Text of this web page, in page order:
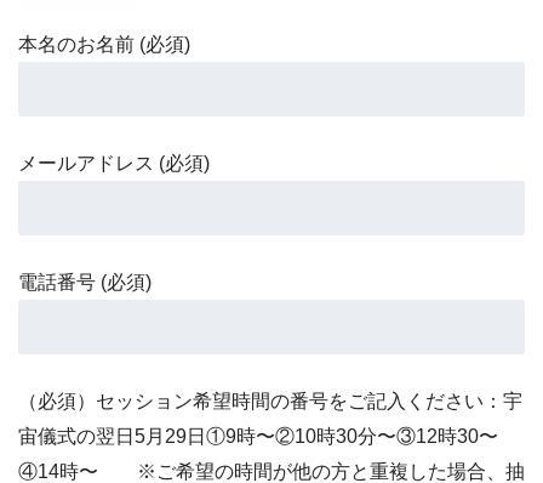
本名のお名前 (必須)
メールアドレス (必須)
電話番号 (必須)
（必須）セッション希望時間の番号をご記入ください：宇
宙儀式の翌日5月29日①9時〜②10時30分〜③12時30〜
④14時〜 ※ご希望の時間が他の方と重複した場合、抽